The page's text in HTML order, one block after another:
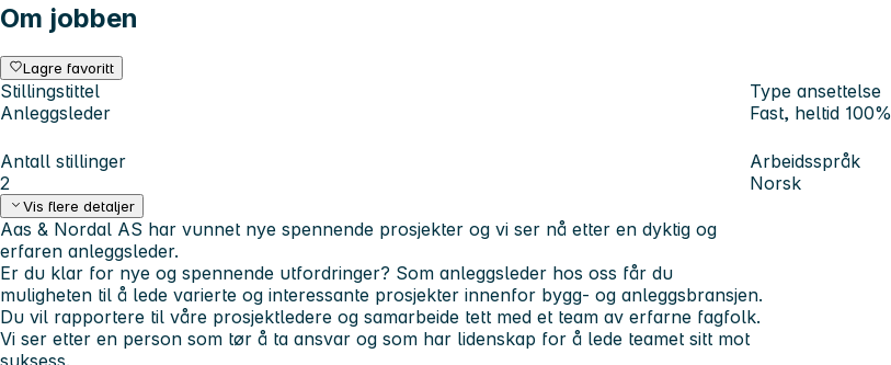
Om jobben
Lagre favoritt
Stillingstittel
Anleggsleder
Type ansettelse
Fast, heltid 100%
Antall stillinger
2
Arbeidsspråk
Norsk
Vis flere detaljer
Aas & Nordal AS har vunnet nye spennende prosjekter og vi ser nå etter en dyktig og
erfaren anleggsleder.
Er du klar for nye og spennende utfordringer? Som anleggsleder hos oss får du
muligheten til å lede varierte og interessante prosjekter innenfor bygg- og anleggsbransjen.
Du vil rapportere til våre prosjektledere og samarbeide tett med et team av erfarne fagfolk.
Vi ser etter en person som tør å ta ansvar og som har lidenskap for å lede teamet sitt mot